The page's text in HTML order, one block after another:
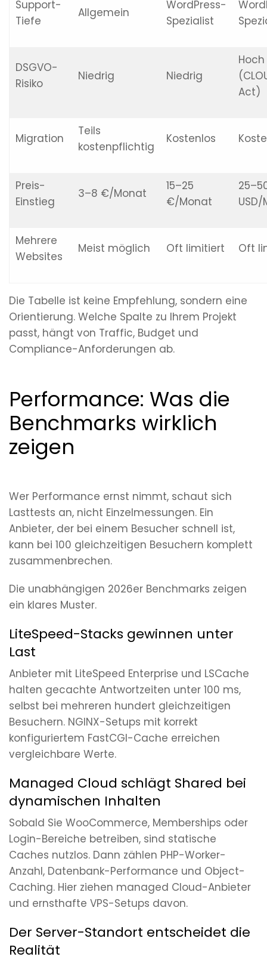
Support-
Tiefe
Allgemein
WordPress-
Spezialist
DSGVO-
Risiko
Niedrig Niedrig
Hoch
Act)
Migration
Teils
kostenpflichtig
Kostenlos
Preis-
Einstieg
3–8 €/Monat
15–25
€/Monat
Mehrere
Websites
Meist möglich Oft limitiert Oft
Die Tabelle ist keine Empfehlung, sondern eine
Orientierung. Welche Spalte zu Ihrem Projekt
passt, hängt von Traffic, Budget und
Compliance-Anforderungen ab.
Performance: Was die
Benchmarks wirklich
zeigen
Wer Performance ernst nimmt, schaut sich
Lasttests an, nicht Einzelmessungen. Ein
Anbieter, der bei einem Besucher schnell ist,
kann bei 100 gleichzeitigen Besuchern komplett
zusammenbrechen.
Die unabhängigen 2026er Benchmarks zeigen
ein klares Muster.
LiteSpeed-Stacks gewinnen unter
Last
Anbieter mit LiteSpeed Enterprise und LSCache
halten gecachte Antwortzeiten unter 100 ms,
selbst bei mehreren hundert gleichzeitigen
Besuchern. NGINX-Setups mit korrekt
konfiguriertem FastCGI-Cache erreichen
vergleichbare Werte.
Managed Cloud schlägt Shared bei
dynamischen Inhalten
Sobald Sie WooCommerce, Memberships oder
Login-Bereiche betreiben, sind statische
Caches nutzlos. Dann zählen PHP-Worker-
Anzahl, Datenbank-Performance und Object-
Caching. Hier ziehen managed Cloud-Anbieter
und ernsthafte VPS-Setups davon.
Der Server-Standort entscheidet die
Realität